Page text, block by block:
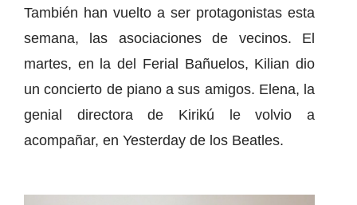
También han vuelto a ser protagonistas esta
semana, las asociaciones de vecinos. El
martes, en la del Ferial Bañuelos, Kilian dio
un concierto de piano a sus amigos. Elena, la
genial directora de Kirikú le volvio a
acompañar, en Yesterday de los Beatles.